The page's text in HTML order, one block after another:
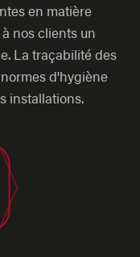
en matière
nos clients un
La traçabilité des
d'hygiène
installations.